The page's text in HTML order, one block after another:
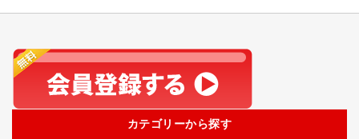
カテゴリーから探す